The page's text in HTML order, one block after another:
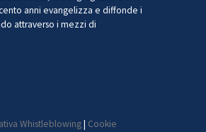
anni evangelizza e diffonde i
attraverso i mezzi di
Whistleblowing| Cookie